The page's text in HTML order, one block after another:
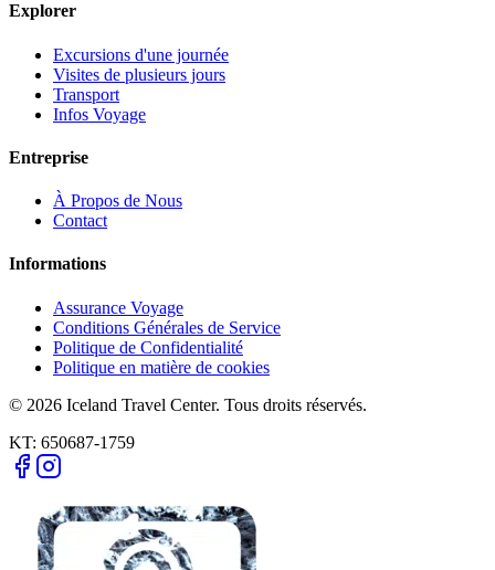
Explorer
Excursions d'une journée
Visites de plusieurs jours
Transport
Infos Voyage
Entreprise
À Propos de Nous
Contact
Informations
Assurance Voyage
Conditions Générales de Service
Politique de Confidentialité
Politique en matière de cookies
© 2026 Iceland Travel Center. Tous droits réservés.
KT: 650687-1759